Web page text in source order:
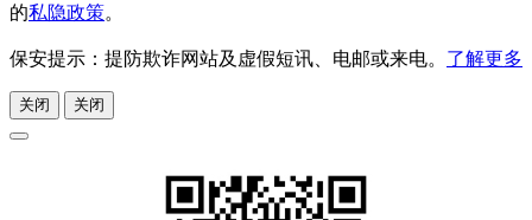
的私隐政策。
保安提示：提防欺诈网站及虚假短讯、电邮或来电。 了解更多
关闭 关闭